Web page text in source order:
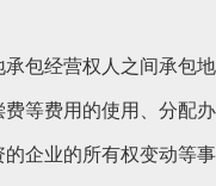
经营权人之间承包地
费用的使用、分配办
业的所有权变动等事